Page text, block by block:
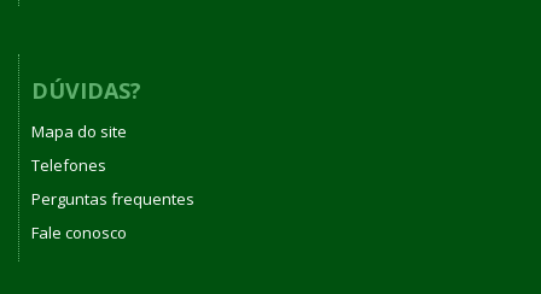
DÚVIDAS?
Mapa do site
Telefones
Perguntas frequentes
Fale conosco